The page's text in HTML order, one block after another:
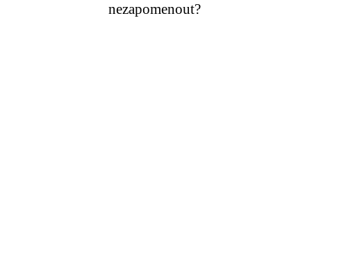
nezapomenout?